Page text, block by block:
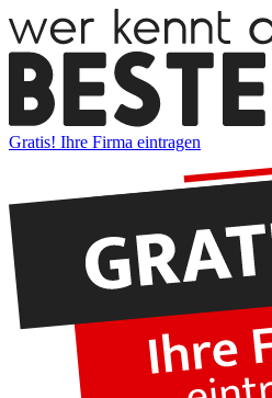
Gratis! Ihre Firma eintragen